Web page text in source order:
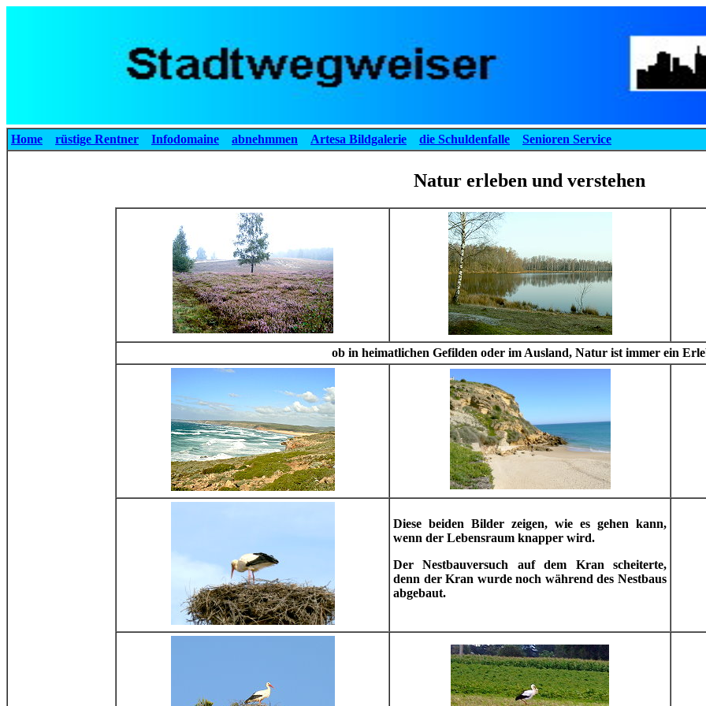
Home rüstige Rentner Infodomaine abnehmmen Artesa Bildgalerie die Schuldenfalle Senioren Service
Natur erleben und verstehen
ob in heimatlichen Gefilden oder im Ausland, Natur ist immer ein
Diese beiden Bilder zeigen, wie es gehen kann,
wenn der Lebensraum knapper wird.
Der Nestbauversuch auf dem Kran scheiterte,
denn der Kran wurde noch während des Nestbaus
abgebaut.